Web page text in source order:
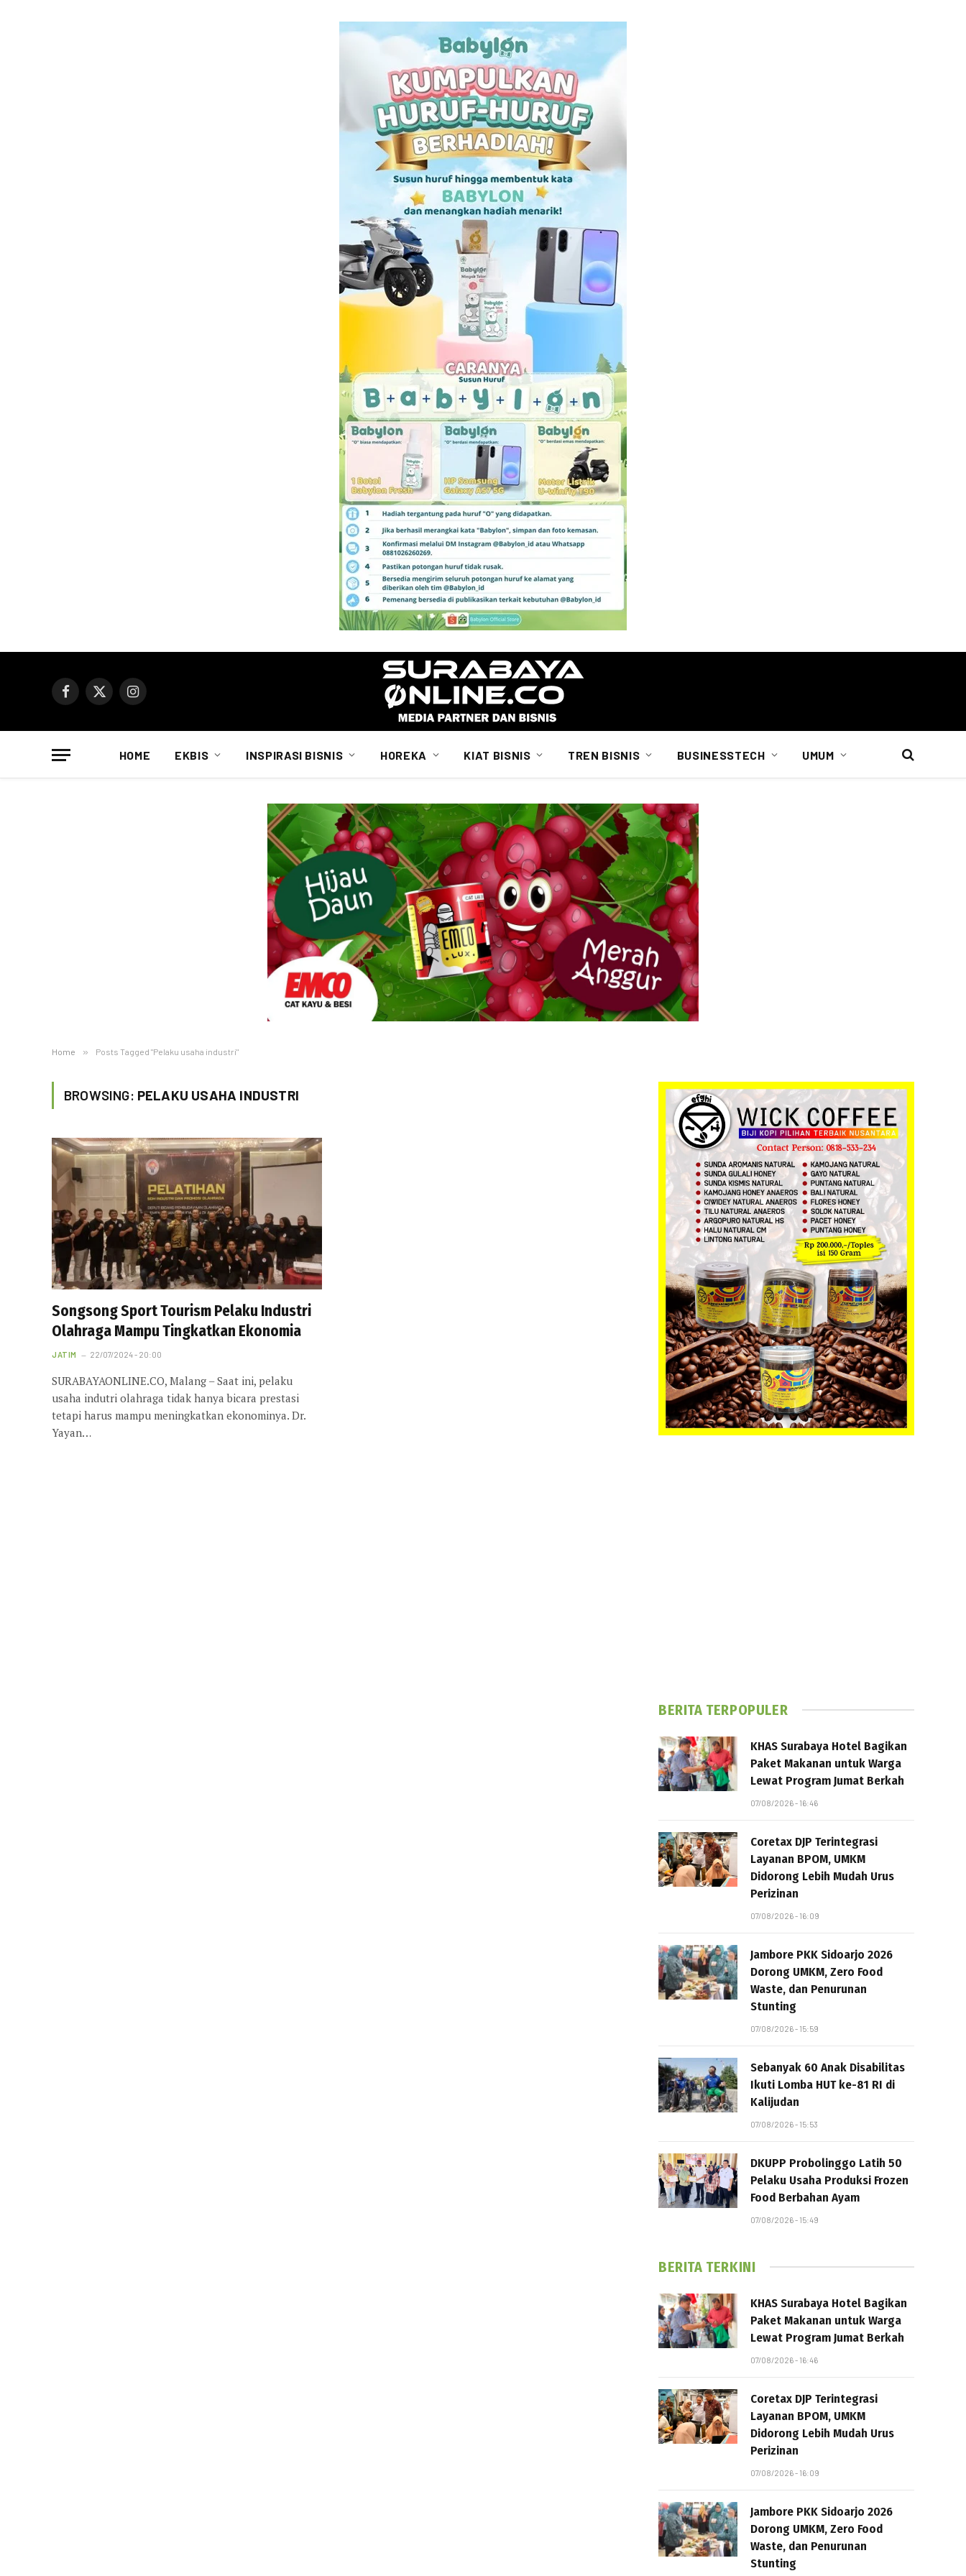
Facebook
X
Instagram
HOME EKBIS INSPIRASI BISNIS HOREKA KIAT BISNIS TREN BISNIS BUSINESSTECH UMUM
Home » Posts Tagged "Pelaku usaha industri"
BROWSING: PELAKU USAHA INDUSTRI
Songsong Sport Tourism Pelaku Industri
Olahraga Mampu Tingkatkan Ekonomia
JATIM 22/07/2024 - 20:00
SURABAYAONLINE.CO, Malang – Saat ini, pelaku
usaha indutri olahraga tidak hanya bicara prestasi
tetapi harus mampu meningkatkan ekonominya. Dr.
Yayan…
BERITA TERPOPULER
KHAS Surabaya Hotel Bagikan
Paket Makanan untuk Warga
Lewat Program Jumat Berkah
07/08/2026 - 16:46
Coretax DJP Terintegrasi
Layanan BPOM, UMKM
Didorong Lebih Mudah Urus
Perizinan
07/08/2026 - 16:09
Jambore PKK Sidoarjo 2026
Dorong UMKM, Zero Food
Waste, dan Penurunan
Stunting
07/08/2026 - 15:59
Sebanyak 60 Anak Disabilitas
Ikuti Lomba HUT ke-81 RI di
Kalijudan
07/08/2026 - 15:53
DKUPP Probolinggo Latih 50
Pelaku Usaha Produksi Frozen
Food Berbahan Ayam
07/08/2026 - 15:49
BERITA TERKINI
KHAS Surabaya Hotel Bagikan
Paket Makanan untuk Warga
Lewat Program Jumat Berkah
07/08/2026 - 16:46
Coretax DJP Terintegrasi
Layanan BPOM, UMKM
Didorong Lebih Mudah Urus
Perizinan
07/08/2026 - 16:09
Jambore PKK Sidoarjo 2026
Dorong UMKM, Zero Food
Waste, dan Penurunan
Stunting